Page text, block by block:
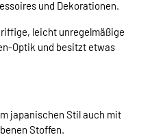
und Dekorationen.
leicht unregelmäßige
Optik und besitzt etwas
japanischen Stil auch mit
Stoffen.